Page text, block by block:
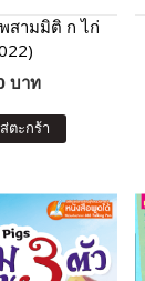
สามมิติ ก ไก่
บาท
ตะกร้า